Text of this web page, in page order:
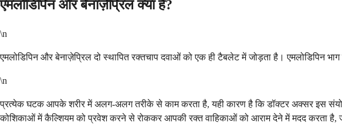
एमलोडिपिन और बेनाज़ेप्रिल क्या है?
\n
एमलोडिपिन और बेनाज़ेप्रिल दो स्थापित रक्तचाप दवाओं को एक ही टैबलेट में जोड़ता है। एमलोडिपिन
\n
प्रत्येक घटक आपके शरीर में अलग-अलग तरीके से काम करता है, यही कारण है कि डॉक्टर अक्सर इस
कोशिकाओं में कैल्शियम को प्रवेश करने से रोककर आपकी रक्त वाहिकाओं को आराम देने में मदद करता है,